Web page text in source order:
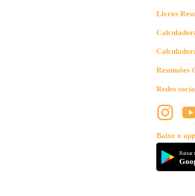
Livros
Resumões
Redes
Baixe o
Baixar